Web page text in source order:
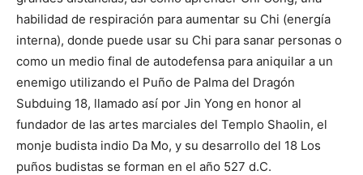
habilidad de respiración para aumentar su Chi (energía
interna), donde puede usar su Chi para sanar personas o
como un medio final de autodefensa para aniquilar a un
enemigo utilizando el Puño de Palma del Dragón
Subduing 18, llamado así por Jin Yong en honor al
fundador de las artes marciales del Templo Shaolin, el
monje budista indio Da Mo, y su desarrollo del 18 Los
puños budistas se forman en el año 527 d.C.